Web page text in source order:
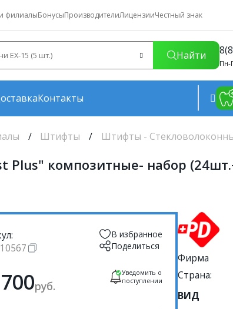
филиалыБонусыПроизводителиЛицензииЧестный знак
Найти
Пн-
Контакты
Штифты Штифты -
композитные- набор
В избранное
Поделиться
руб.
Уведомить о
поступлении
Фирма
Страна:
ВИД